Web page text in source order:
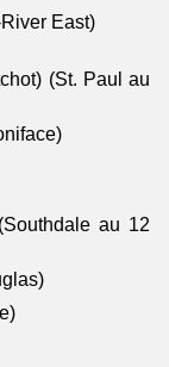
East)
(St. Paul au
au 12